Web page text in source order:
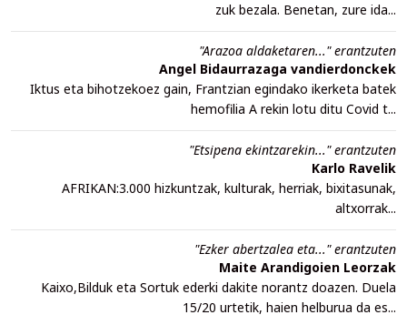
zuk bezala. Benetan, zure ida...
"Arazoa aldaketaren..." erantzuten
Angel Bidaurrazaga vandierdonckek
Iktus eta bihotzekoez gain, Frantzian egindako ikerketa batek
hemofilia A rekin lotu ditu Covid t...
"Etsipena ekintzarekin..." erantzuten
Karlo Ravelik
AFRIKAN:3.000 hizkuntzak, kulturak, herriak, bixitasunak,
altxorrak...
"Ezker abertzalea eta..." erantzuten
Maite Arandigoien Leorzak
Kaixo,Bilduk eta Sortuk ederki dakite norantz doazen. Duela
15/20 urtetik, haien helburua da es...